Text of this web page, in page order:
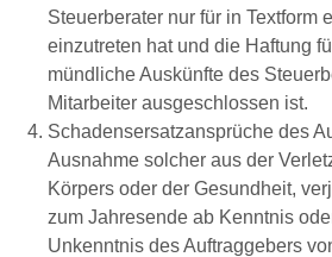
Steuerberater nur für in Textform
einzutreten hat und die Haftung
mündliche Auskünfte des
Mitarbeiter ausgeschlossen ist.
Schadensersatzansprüche des
Ausnahme solcher aus der
Körpers oder der Gesundheit,
zum Jahresende ab Kenntnis
Unkenntnis des Auftraggebers